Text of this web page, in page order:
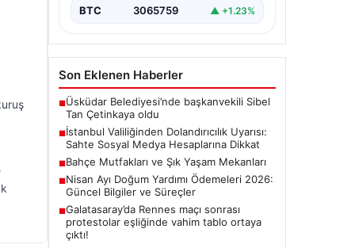
BTC 3065759 ▲ +1.23%
Son Eklenen Haberler
■Üsküdar Belediyesi’nde başkanvekili Sibel
Tan Çetinkaya oldu
■İstanbul Valiliğinden Dolandırıcılık Uyarısı:
Sahte Sosyal Medya Hesaplarına Dikkat
■Bahçe Mutfakları ve Şık Yaşam Mekanları
■Nisan Ayı Doğum Yardımı Ödemeleri 2026:
Güncel Bilgiler ve Süreçler
■Galatasaray’da Rennes maçı sonrası
protestolar eşliğinde vahim tablo ortaya
çıktı!